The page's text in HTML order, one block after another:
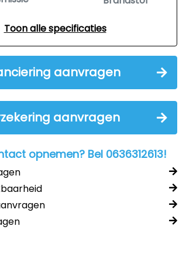
Toon alle specificaties
aanvragen
aanvragen
opnemen? Bel 0636312613!